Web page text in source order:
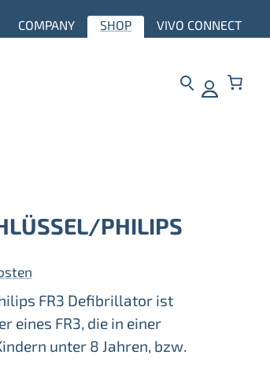
COMPANY SHOP VIVO CONNECT
PHILIPS
FR3 Defibrillator ist
eines FR3, die in einer
unter 8 Jahren, bzw.